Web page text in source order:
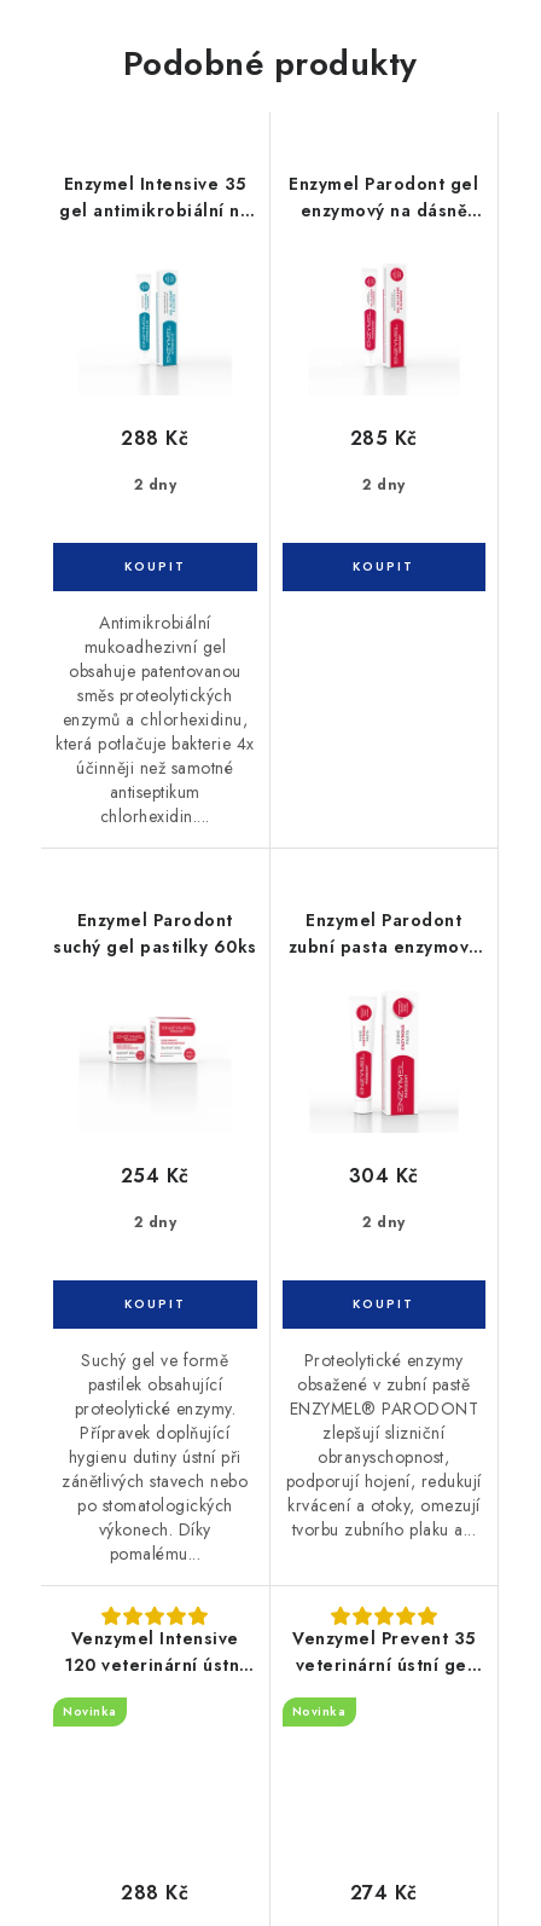
Podobné produkty
Enzymel Intensive 35
gel antimikrobiální na
2 dny
288 Kč
Antimikrobiální
mukoadhezivní gel
obsahuje patentovanou
směs proteolytických
enzymů a chlorhexidinu,
která potlačuje bakterie 4x
účinněji než samotné
antiseptikum
chlorhexidin....
Enzymel Parodont gel
enzymový na dásně
2 dny
285 Kč
Enzymel Parodont
suchý gel pastilky 60ks
2 dny
254 Kč
Suchý gel ve formě
pastilek obsahující
proteolytické enzymy.
Přípravek doplňující
hygienu dutiny ústní při
zánětlivých stavech nebo
po stomatologických
výkonech. Díky
pomalému...
Enzymel Parodont
zubní pasta enzymová
2 dny
304 Kč
Proteolytické enzymy
obsažené v zubní pastě
ENZYMEL® PARODONT
zlepšují slizniční
obranyschopnost,
podporují hojení, redukují
krvácení a otoky, omezují
tvorbu zubního plaku a...
Venzymel Intensive
120 veterinární ústní
Novinka
288 Kč
Venzymel Prevent 35
veterinární ústní gel
Novinka
274 Kč